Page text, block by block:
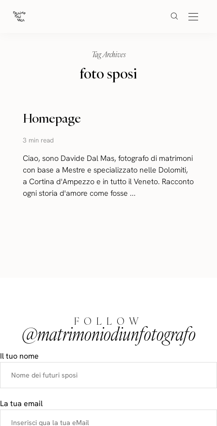
Tag Archives
foto sposi
Homepage
3 min read
Ciao, sono Davide Dal Mas, fotografo di matrimoni
con base a Mestre e specializzato nelle Dolomiti,
a Cortina d'Ampezzo e in tutto il Veneto. Racconto
ogni storia d'amore come fosse ...
FOLLOW
@matrimoniodiunfotografo
Il tuo nome
La tua email